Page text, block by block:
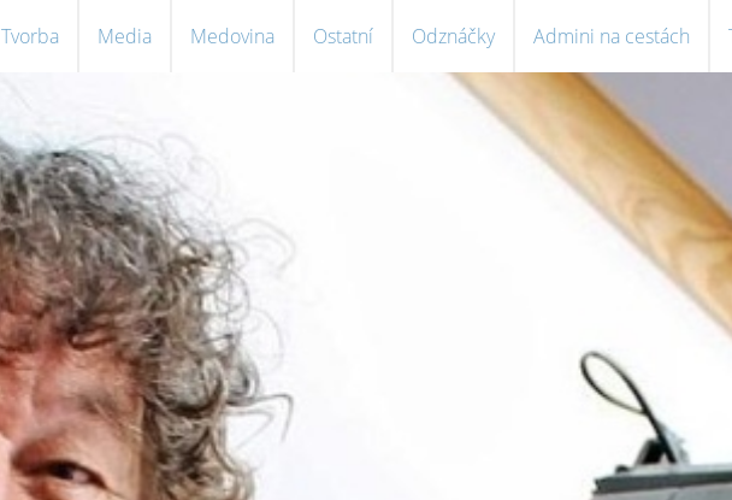
Tvorba Media Medovina Ostatní Odznáčky Admini na cestách